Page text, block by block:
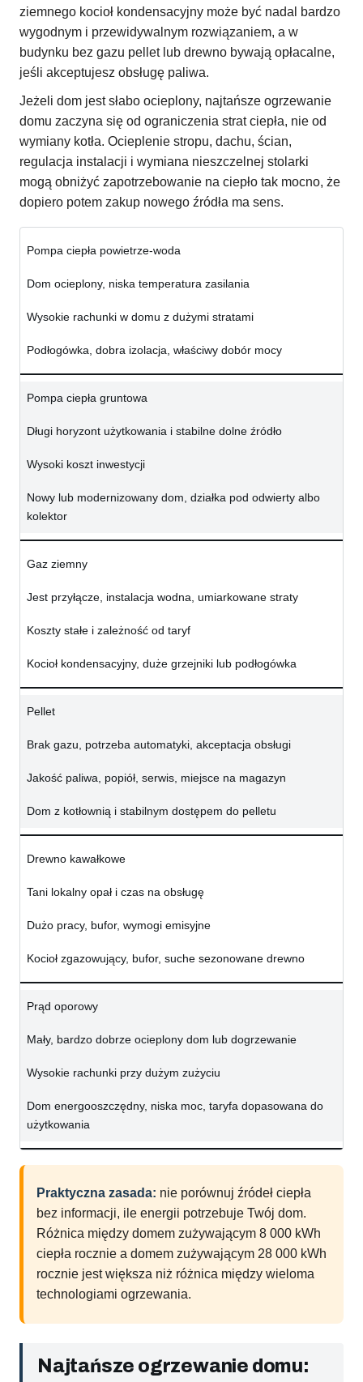
ziemnego kocioł kondensacyjny może być nadal bardzo
wygodnym i przewidywalnym rozwiązaniem, a w
budynku bez gazu pellet lub drewno bywają opłacalne,
jeśli akceptujesz obsługę paliwa.
Jeżeli dom jest słabo ocieplony, najtańsze ogrzewanie
domu zaczyna się od ograniczenia strat ciepła, nie od
wymiany kotła. Ocieplenie stropu, dachu, ścian,
regulacja instalacji i wymiana nieszczelnej stolarki
mogą obniżyć zapotrzebowanie na ciepło tak mocno, że
dopiero potem zakup nowego źródła ma sens.
Pompa ciepła powietrze-woda
Dom ocieplony, niska temperatura zasilania
Wysokie rachunki w domu z dużymi stratami
Podłogówka, dobra izolacja, właściwy dobór mocy
Pompa ciepła gruntowa
Długi horyzont użytkowania i stabilne dolne źródło
Wysoki koszt inwestycji
Nowy lub modernizowany dom, działka pod odwierty albo
kolektor
Gaz ziemny
Jest przyłącze, instalacja wodna, umiarkowane straty
Koszty stałe i zależność od taryf
Kocioł kondensacyjny, duże grzejniki lub podłogówka
Pellet
Brak gazu, potrzeba automatyki, akceptacja obsługi
Jakość paliwa, popiół, serwis, miejsce na magazyn
Dom z kotłownią i stabilnym dostępem do pelletu
Drewno kawałkowe
Tani lokalny opał i czas na obsługę
Dużo pracy, bufor, wymogi emisyjne
Kocioł zgazowujący, bufor, suche sezonowane drewno
Prąd oporowy
Mały, bardzo dobrze ocieplony dom lub dogrzewanie
Wysokie rachunki przy dużym zużyciu
Dom energooszczędny, niska moc, taryfa dopasowana do
użytkowania
Praktyczna zasada: nie porównuj źródeł ciepła
bez informacji, ile energii potrzebuje Twój dom.
Różnica między domem zużywającym 8 000 kWh
ciepła rocznie a domem zużywającym 28 000 kWh
rocznie jest większa niż różnica między wieloma
technologiami ogrzewania.
Najtańsze ogrzewanie domu: